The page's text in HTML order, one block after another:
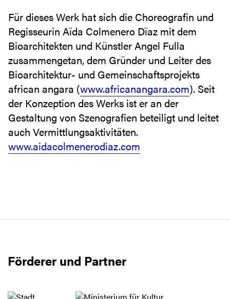
Für dieses Werk hat sich die Choreografin und
Regisseurin Aïda Colmenero Dïaz mit dem
Bioarchitekten und Künstler Angel Fulla
zusammengetan, dem Gründer und Leiter des
Bioarchitektur- und Gemeinschaftsprojekts
african angara (www.africanangara.com). Seit
der Konzeption des Werks ist er an der
Gestaltung von Szenografien beteiligt und leitet
auch Vermittlungsaktivitäten.
www.aidacolmenerodiaz.com
Förderer und Partner